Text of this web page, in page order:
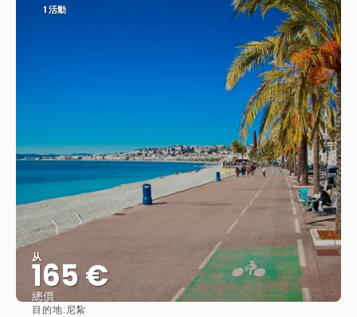
1 活動
从
165 €
總價
目的地:尼紮